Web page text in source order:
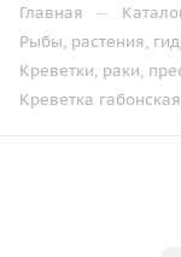
Главная —
Рыбы, растения,
Креветки, раки,
Креветка